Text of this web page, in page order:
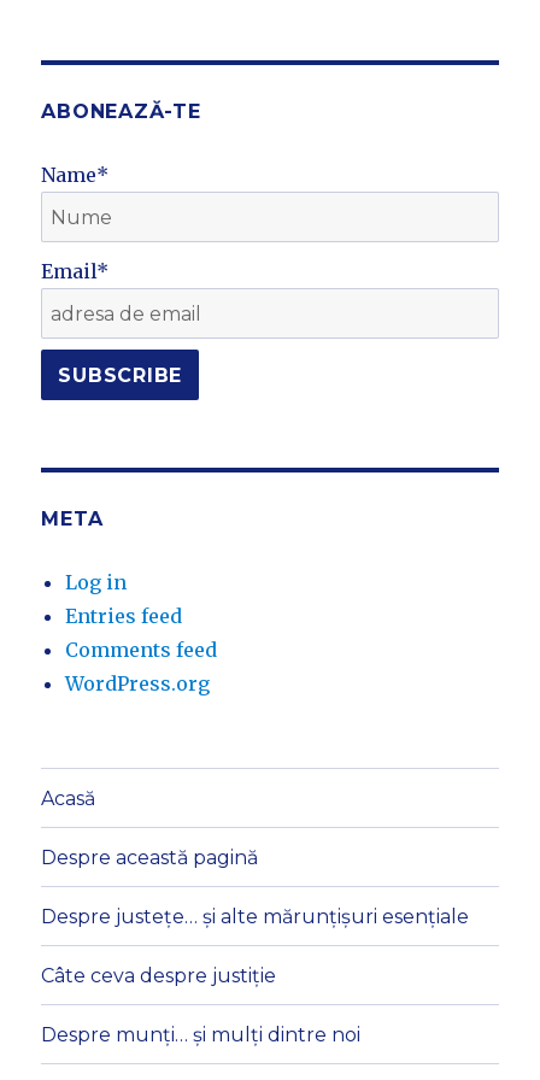
ABONEAZĂ-TE
Name*
Email*
META
Log in
Entries feed
Comments feed
WordPress.org
Acasă
Despre această pagină
Despre justețe… și alte mărunțișuri esențiale
Câte ceva despre justiție
Despre munți… și mulți dintre noi